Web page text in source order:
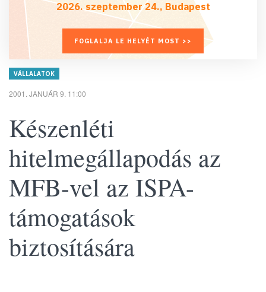
2026. szeptember 24., Budapest
FOGLALJA LE HELYÉT MOST >>
VÁLLALATOK
2001. JANUÁR 9. 11:00
Készenléti
hitelmegállapodás az
MFB-vel az ISPA-
támogatások
biztosítására